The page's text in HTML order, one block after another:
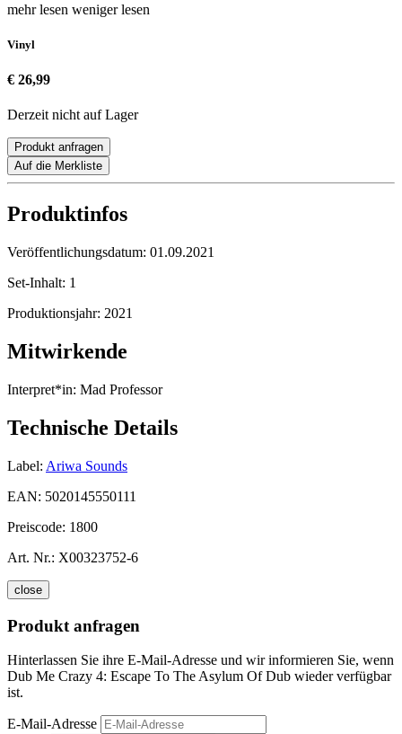
mehr lesen weniger lesen
Vinyl
€ 26,99
Derzeit nicht auf Lager
Produkt anfragen
Auf die Merkliste
Produktinfos
Veröffentlichungsdatum: 01.09.2021
Set-Inhalt: 1
Produktionsjahr: 2021
Mitwirkende
Interpret*in: Mad Professor
Technische Details
Label: Ariwa Sounds
EAN: 5020145550111
Preiscode: 1800
Art. Nr.: X00323752-6
close
Produkt anfragen
Hinterlassen Sie ihre E-Mail-Adresse und wir informieren Sie, wenn
Dub Me Crazy 4: Escape To The Asylum Of Dub wieder verfügbar
ist.
E-Mail-Adresse